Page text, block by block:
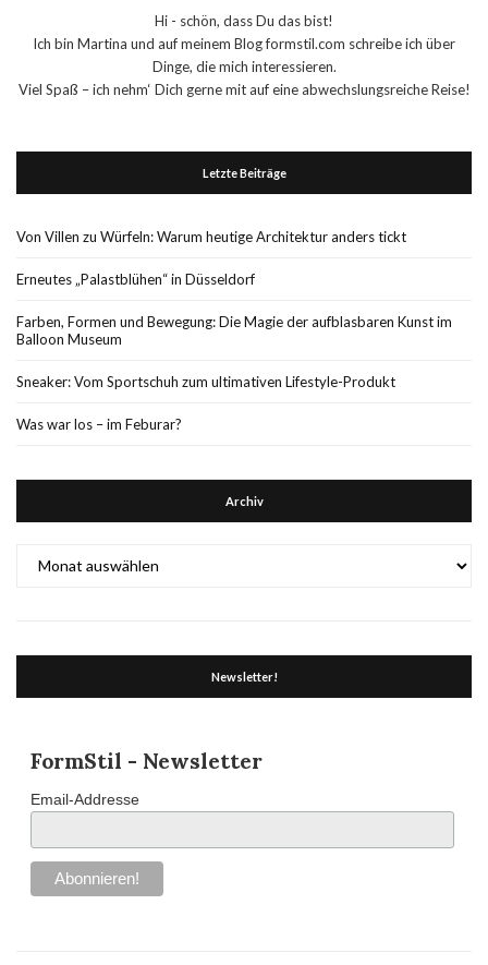
Hi - schön, dass Du das bist!
Ich bin Martina und auf meinem Blog formstil.com schreibe ich über
Dinge, die mich interessieren.
Viel Spaß – ich nehm‘ Dich gerne mit auf eine abwechslungsreiche Reise!
Letzte Beiträge
Von Villen zu Würfeln: Warum heutige Architektur anders tickt
Erneutes „Palastblühen“ in Düsseldorf
Farben, Formen und Bewegung: Die Magie der aufblasbaren Kunst im
Balloon Museum
Sneaker: Vom Sportschuh zum ultimativen Lifestyle-Produkt
Was war los – im Feburar?
Archiv
Newsletter!
FormStil - Newsletter
Email-Addresse